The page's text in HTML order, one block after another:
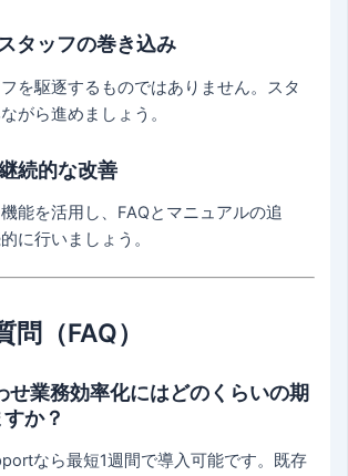
タッフの巻き込み
を駆逐するものではありません。スタ
がら進めましょう。
続的な改善
能を活用し、FAQとマニュアルの追
に行いましょう。
（FAQ）
せ業務効率化にはどのくらいの期
か？
なら最短1週間で導入可能です。既存